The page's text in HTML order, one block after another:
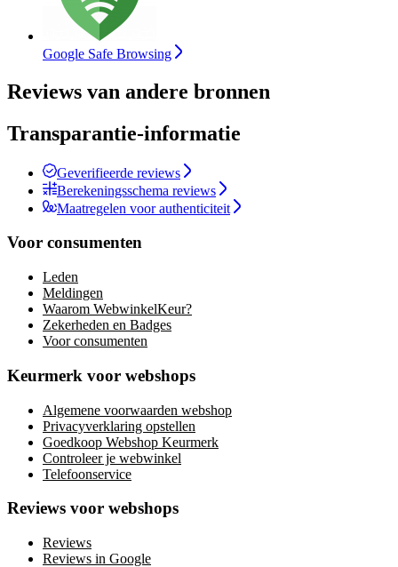
Google Safe Browsing
Reviews van andere bronnen
Transparantie-informatie
Geverifieerde reviews
Berekeningsschema reviews
Maatregelen voor authenticiteit
Voor consumenten
Leden
Meldingen
Waarom WebwinkelKeur?
Zekerheden en Badges
Voor consumenten
Keurmerk voor webshops
Algemene voorwaarden webshop
Privacyverklaring opstellen
Goedkoop Webshop Keurmerk
Controleer je webwinkel
Telefoonservice
Reviews voor webshops
Reviews
Reviews in Google